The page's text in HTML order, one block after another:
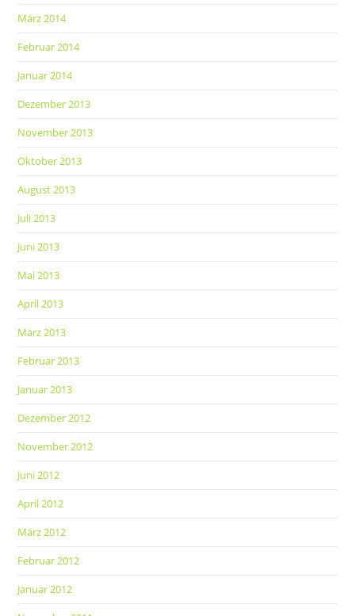
März 2014
Februar 2014
Januar 2014
Dezember 2013
November 2013
Oktober 2013
August 2013
Juli 2013
Juni 2013
Mai 2013
April 2013
März 2013
Februar 2013
Januar 2013
Dezember 2012
November 2012
Juni 2012
April 2012
März 2012
Februar 2012
Januar 2012